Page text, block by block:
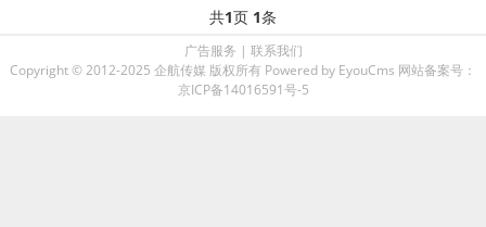
共1页 1条
广告服务 | 联系我们
Copyright © 2012-2025 企航传媒 版权所有 Powered by EyouCms 网站备案号：
京ICP备14016591号-5